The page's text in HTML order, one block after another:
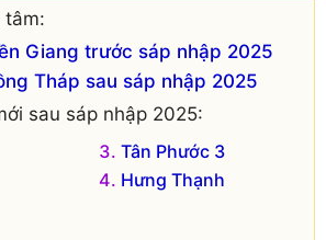
tâm:
Giang trước sáp nhập 2025
Tháp sau sáp nhập 2025
sau sáp nhập 2025:
Tân Phước 3
Hưng Thạnh